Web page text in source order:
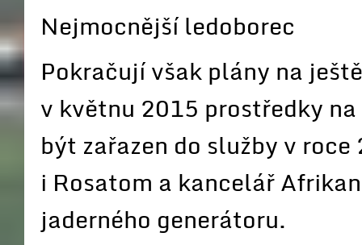
Nejmocnější ledoborec
Pokračují však plány na
v květnu 2015 prostředky
být zařazen do služby v
i Rosatom a kancelář
jaderného generátoru.